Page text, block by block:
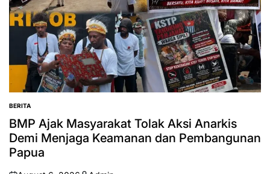
POSTED
IN
BERITA
BMP Ajak Masyarakat Tolak Aksi Anarkis
Demi Menjaga Keamanan dan Pembangunan
Papua